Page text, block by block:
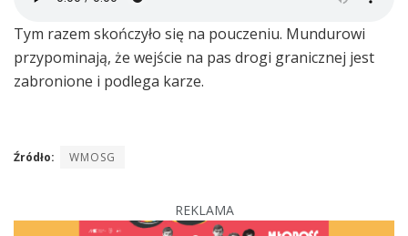
Tym razem skończyło się na pouczeniu. Mundurowi
przypominają, że wejście na pas drogi granicznej jest
zabronione i podlega karze.
Źródło: WMOSG
REKLAMA